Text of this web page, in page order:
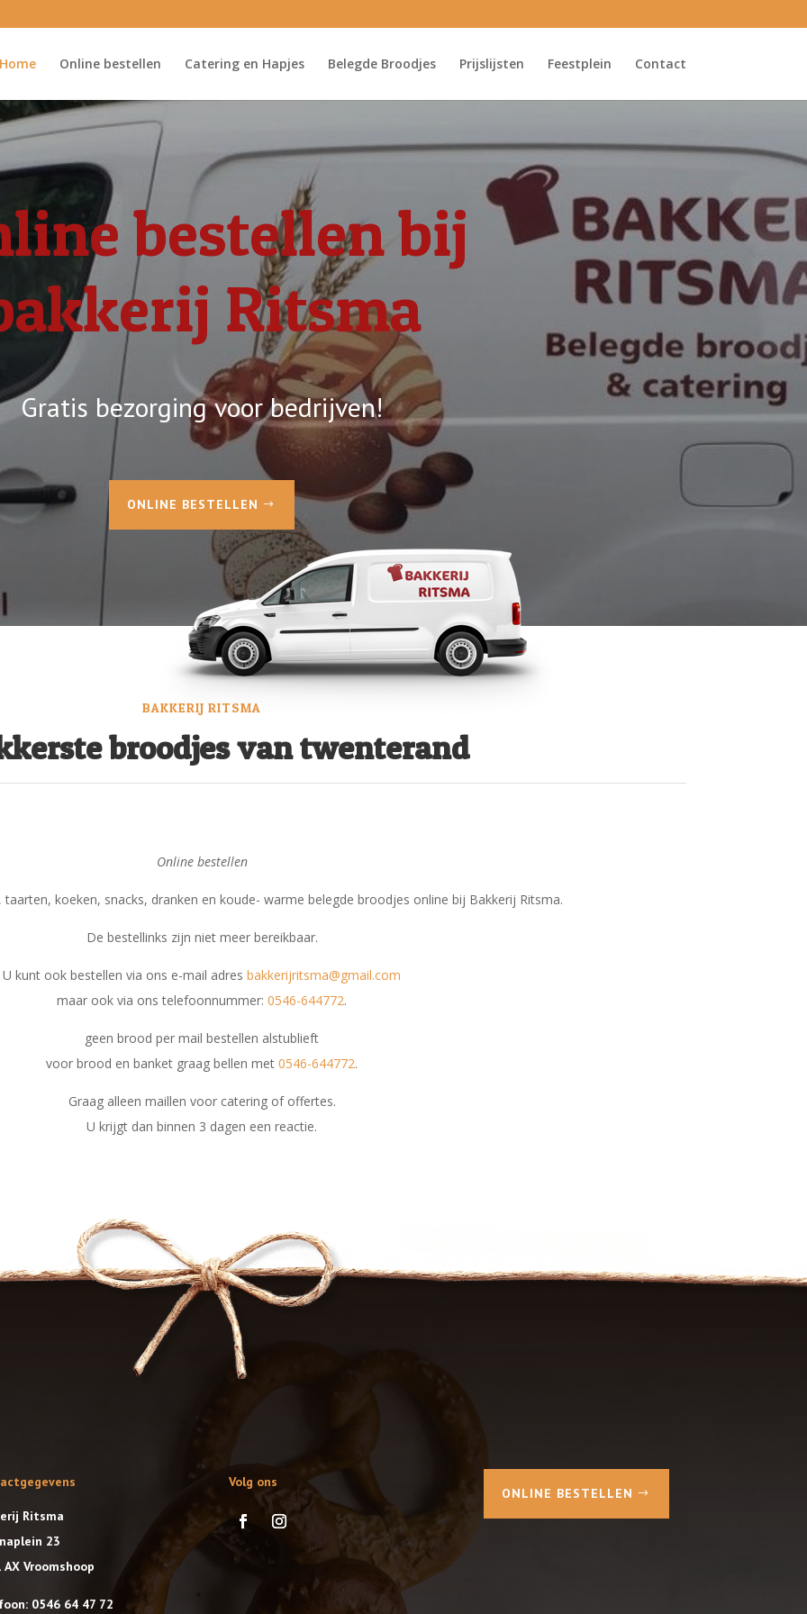
Online bestellen Catering en Hapjes Belegde Broodjes Prijslijsten Feestplein Contact
bestellen bij
Ritsma
Gratis bezorgingvoor bedrijven!
ONLINE BESTELLEN
BAKKERIJ RITSMA
broodjes van twenterand
Online bestellen
koeken, snacks, dranken en koude- warme belegde broodjes online bij Bakkerij Ritsma.
De bestellinks zijn niet meer bereikbaar.
U kunt ook bestellen via ons e-mail adres bakkerijritsma@gmail.com
maar ook via ons telefoonnummer: 0546-644772.
geen brood per mail bestellen alstublieft
voor brood en banket graag bellen met 0546-644772.
Graag alleen maillen voor catering of offertes.
U krijgt dan binnen 3 dagen een reactie.
Ritsma
23
AX Vroomshoop
0546 64 47 72
Volg ons
ONLINE BESTELLEN